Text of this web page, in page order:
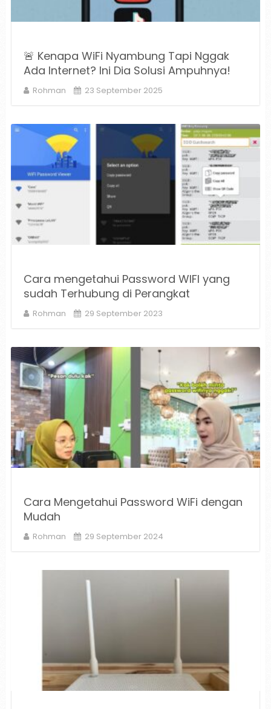
🚨 Kenapa WiFi Nyambung Tapi Nggak
Ada Internet? Ini Dia Solusi Ampuhnya!
Rohman 23 September 2025
Cara mengetahui Password WIFI yang
sudah Terhubung di Perangkat
Rohman 29 September 2023
Cara Mengetahui Password WiFi dengan
Mudah
Rohman 29 September 2024